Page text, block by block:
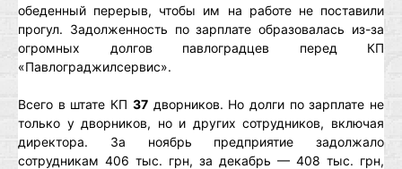
обеденный перерыв, чтобы им на работе не поставили
прогул. Задолженность по зарплате образовалась из-за
огромных долгов павлоградцев перед КП
«Павлограджилсервис».
Всего в штате КП 37дворников. Но долги по зарплате не
только у дворников, но и других сотрудников, включая
директора. За ноябрь предприятие задолжало
сотрудникам 406 тыс. грн, за декабрь — 408 тыс. грн,